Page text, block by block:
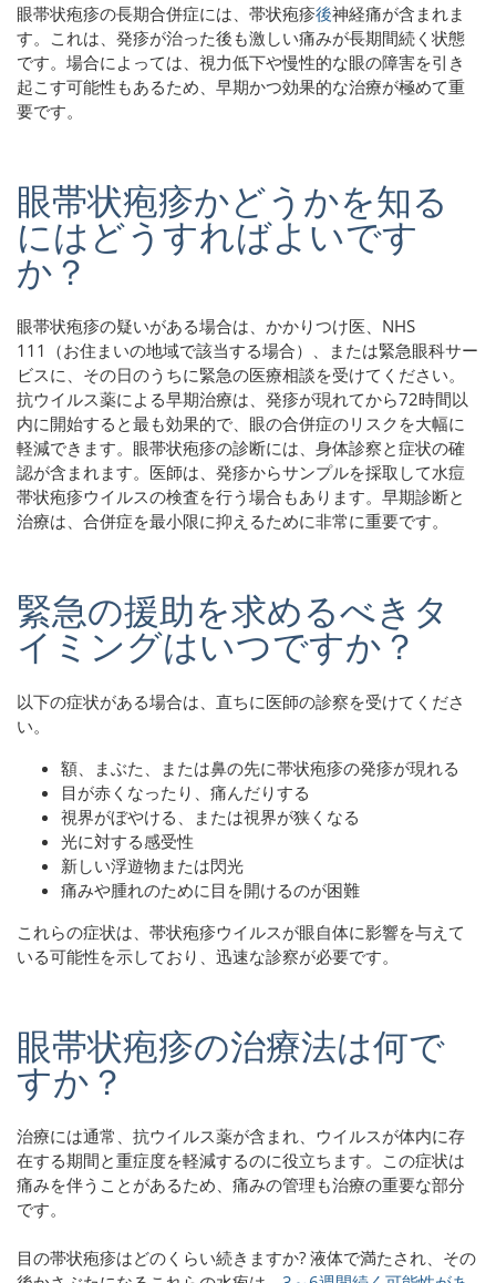
眼帯状疱疹の長期合併症には、帯状疱疹後神経痛が含まれま
す。これは、発疹が治った後も激しい痛みが長期間続く状態
です。場合によっては、視力低下や慢性的な眼の障害を引き
起こす可能性もあるため、早期かつ効果的な治療が極めて重
要です。
眼帯状疱疹かどうかを知る
にはどうすればよいです
か？
眼帯状疱疹の疑いがある場合は、かかりつけ医、NHS
111（お住まいの地域で該当する場合）、または緊急眼科サー
ビスに、その日のうちに緊急の医療相談を受けてください。
抗ウイルス薬による早期治療は、発疹が現れてから72時間以
内に開始すると最も効果的で、眼の合併症のリスクを大幅に
軽減できます。眼帯状疱疹の診断には、身体診察と症状の確
認が含まれます。医師は、発疹からサンプルを採取して水痘
帯状疱疹ウイルスの検査を行う場合もあります。早期診断と
治療は、合併症を最小限に抑えるために非常に重要です。
緊急の援助を求めるべきタ
イミングはいつですか？
以下の症状がある場合は、直ちに医師の診察を受けてくださ
い。
額、まぶた、または鼻の先に帯状疱疹の発疹が現れる
目が赤くなったり、痛んだりする
視界がぼやける、または視界が狭くなる
光に対する感受性
新しい浮遊物または閃光
痛みや腫れのために目を開けるのが困難
これらの症状は、帯状疱疹ウイルスが眼自体に影響を与えて
いる可能性を示しており、迅速な診察が必要です。
眼帯状疱疹の治療法は何で
すか？
治療には通常、抗ウイルス薬が含まれ、ウイルスが体内に存
在する期間と重症度を軽減するのに役立ちます。この症状は
痛みを伴うことがあるため、痛みの管理も治療の重要な部分
です。
目の帯状疱疹はどのくらい続きますか? 液体で満たされ、その